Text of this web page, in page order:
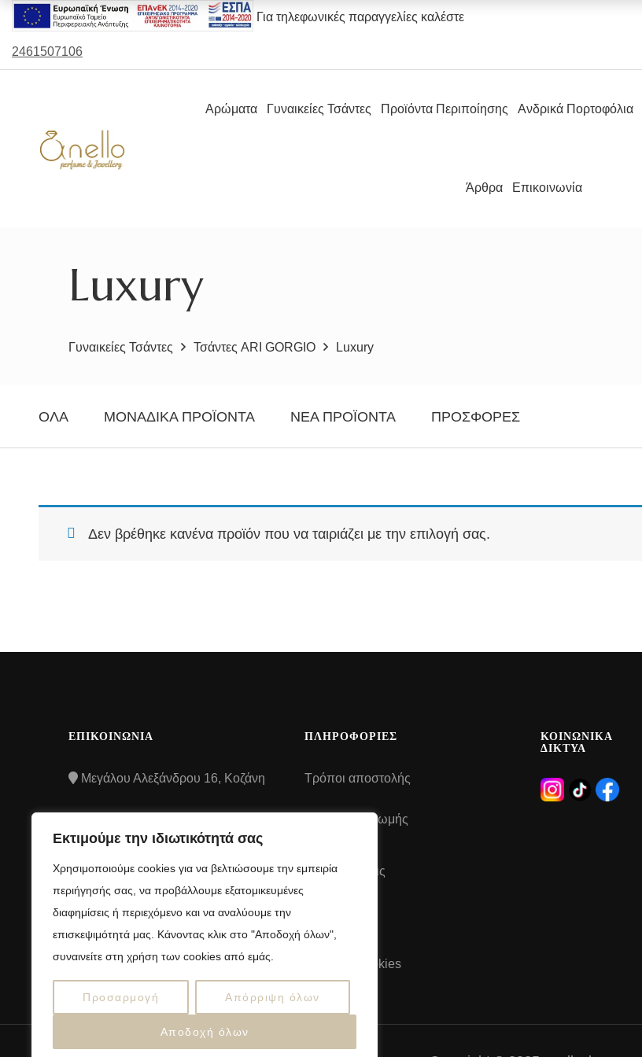
Εκτιμούμε την ιδιωτικότητά σας
Χρησιμοποιούμε cookies για να βελτιώσουμε την εμπειρία
περιήγησής σας, να προβάλλουμε εξατομικευμένες
διαφημίσεις ή περιεχόμενο και να αναλύουμε την
επισκεψιμότητά μας. Κάνοντας κλικ στο "Αποδοχή όλων",
συναινείτε στη χρήση των cookies από εμάς.
Προσαρμογή Απόρριψη όλων
Αποδοχή όλων
Για τηλεφωνικές παραγγελίες καλέστε
2461507106
Αρώματα Γυναικείες Τσάντες Προϊόντα Περιποίησης Ανδρικά Πορτοφόλια
Άρθρα Επικοινωνία
Luxury
Γυναικείες Τσάντες Τσάντες ARI GORGIO Luxury
ΌΛΑ ΜΟΝΑΔΙΚΆ ΠΡΟΪΌΝΤΑ ΝΈΑ ΠΡΟΪΌΝΤΑ ΠΡΟΣΦΟΡΈΣ
Δεν βρέθηκε κανένα προϊόν που να ταιριάζει με την επιλογή σας.
ΕΠΙΚΟΙΝΩΝΙΑ
Μεγάλου Αλεξάνδρου 16, Κοζάνη
info@anelloshop.gr
ΠΛΗΡΟΦΟΡΙΕΣ
Τρόποι αποστολής
Τρόποι πληρωμής
προϋποθέσεις
Πολιτική Cookies
ΚΟΙΝΩΝΙΚΑ
ΔΙΚΤΥΑ